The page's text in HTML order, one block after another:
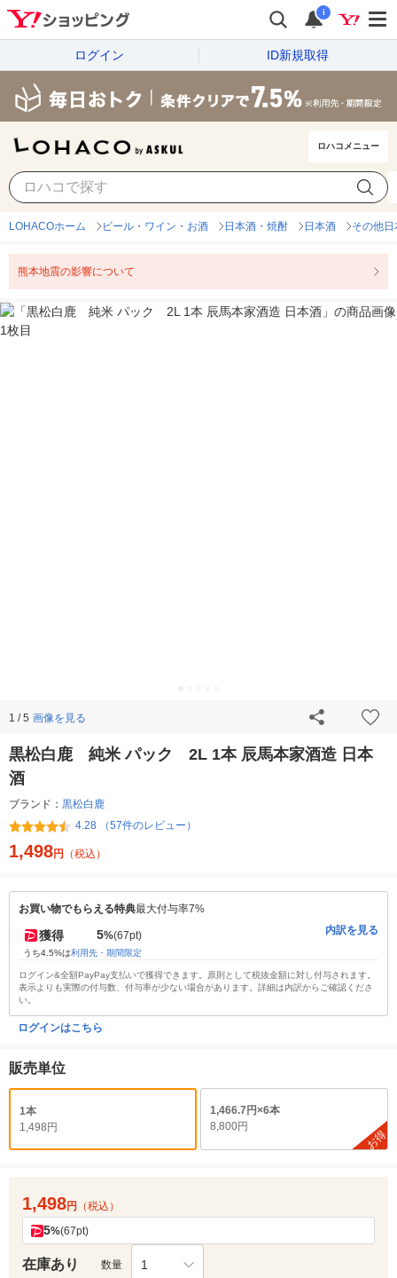
i
ログイン ID新規取得
ロハコメニュー
LOHACOホーム ビール・ワイン・お酒 日本酒・焼酎 日本酒 その他日
熊本地震の影響について
1 / 5 画像を見る
黒松白鹿 純米 パック 2L 1本 辰馬本家酒造 日本
酒
ブランド： 黒松白鹿
4.28 （57件のレビュー）
1,498円 （税込）
お買い物でもらえる特典最大付与率7%
獲得 5%(67pt)
うち4.5%は利用先・期間限定
内訳を見る
ログイン&全額PayPay支払いで獲得できます。原則として税抜金額に対し付与されます。
表示よりも実際の付与数、付与率が少ない場合があります。詳細は内訳からご確認くださ
い。
ログインはこちら
販売単位
1本
1,498円
1,466.7円×6本
8,800円
お得
1,498円 （税込）
5%(67pt)
在庫あり 数量 1